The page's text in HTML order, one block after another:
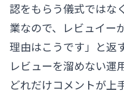
認をもらう儀式ではな
業なので、レビュイー
理由はこうです」と返
レビューを溜めない運
どれだけコメントが上